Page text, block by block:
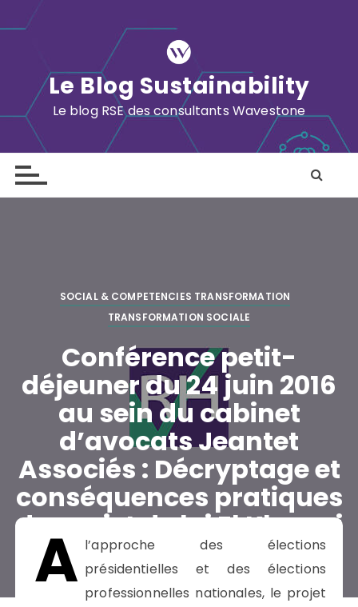
k
o
Le Blog Sustainability
Le blog RSE des consultants Wavestone
SOCIAL & COMPETENCIES TRANSFORMATION
TRANSFORMATION SOCIALE
Conférence petit-
déjeuner du 24 juin 2016
au sein du cabinet
d’avocats Jeantet
Associés : Décryptage et
conséquences pratiques
du projet de loi El Khomri
A l’approche des élections
présidentielles et des élections
professionnelles nationales, le projet